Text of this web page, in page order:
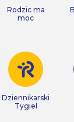
Rodzic ma
moc
Dziennikarski
Tygiel